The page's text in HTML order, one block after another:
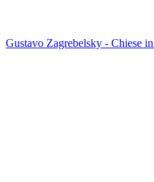
Gustavo Zagrebelsky - Chiese